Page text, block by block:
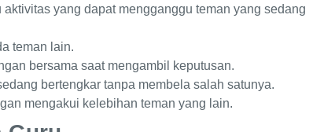
yang dapat mengganggu teman yang sedang
teman lain.
bersama saat mengambil keputusan.
bertengkar tanpa membela salah satunya.
mengakui kelebihan teman yang lain.